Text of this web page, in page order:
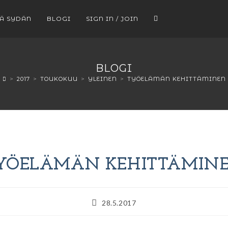
SYDÄN BLOGI SIGN IN / JOIN
BLOGI
> 2017 > TOUKOKUU > YLEINEN > TYÖELÄMÄN KEHITTÄMINEN
28.5.2017